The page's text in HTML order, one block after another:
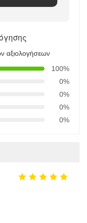
αξιολογήσεων
100%
0%
0%
0%
0%